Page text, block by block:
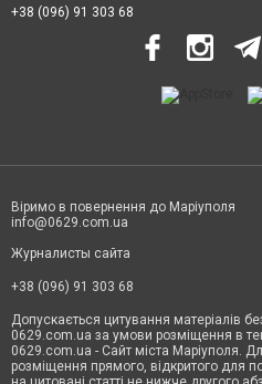
+38 (096) 91 303 68
Віримо в повернення до Маріуполя
info@0629.com.ua
Журналисты сайта
+38 (096) 91 303 68
Допускається цитування матеріалів
0629.com.ua за умови розміщення в
0629.com.ua - Сайт міста Маріуполя.
розміщення прямого, відкритого для